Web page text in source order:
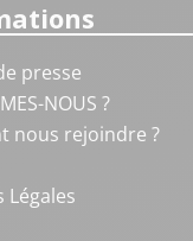
presse
NOUS ?
nous rejoindre ?
Légales